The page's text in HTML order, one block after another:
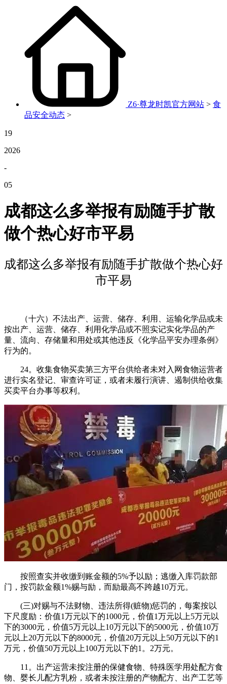
Z6·尊龙时凯官方网站 > 食
品安全动态 >
19
2026
-
05
成都这么多举报有励随手扩散
做个热心好市平易
成都这么多举报有励随手扩散做个热心好
市平易
（十六）不法出产、运营、储存、利用、运输化学品或未
按出产、运营、储存、利用化学品或不照实记实化学品的产
量、流向、存储量和用处或其他违反《化学品平安办理条例》
行为的。
24。收集食物买卖第三方平台供给者未对入网食物运营者
进行实名登记、审查许可证，或者未履行演讲、遏制供给收集
买卖平台办事等权利。
按照查实并收缴到账金额的5%予以励；逃缴入库罚款部
门，按罚款金额1%赐与励，而励最高不跨越10万元。
(三)对赐与不法财物、违法所得(赃物)惩罚的，每案按以
下尺度励：价值1万元以下的1000元，价值1万元以上5万元以
下的3000元，价值5万元以上10万元以下的5000元，价值10万
元以上20万元以下的8000元，价值20万元以上50万元以下的1
万元，价值50万元以上100万元以下的1。2万元。
11。出产运营未按注册的保健食物、特殊医学用处配方食
物、婴长儿配方乳粉，或者未按注册的产物配方、出产工艺等